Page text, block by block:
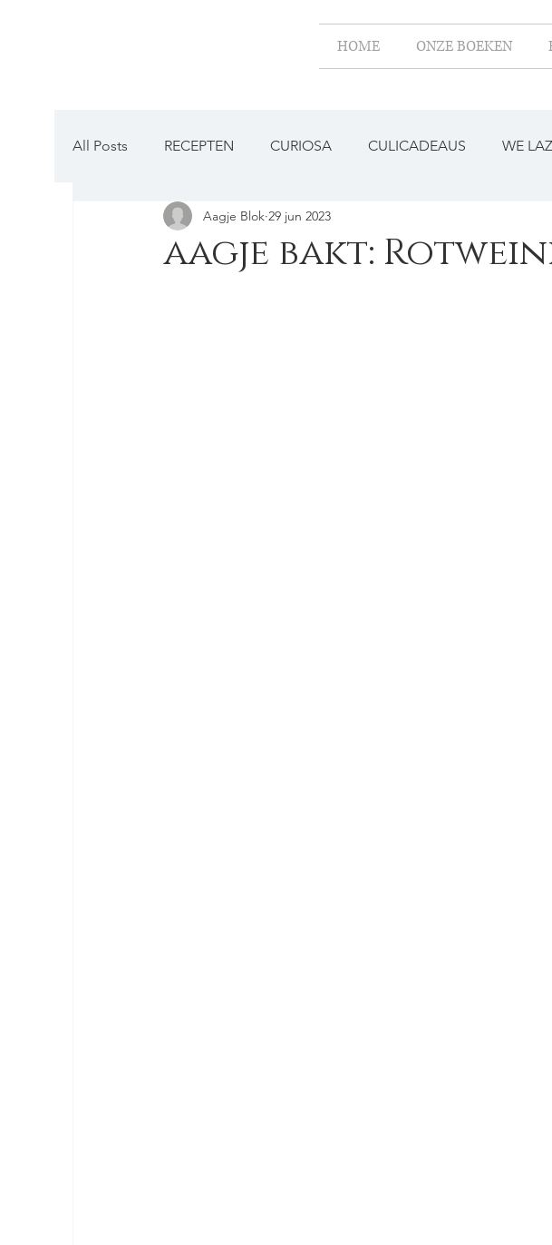
HOME ONZE BOEKEN
All Posts RECEPTEN CURIOSA CULICADEAUS WE
BESTAAT DAT NOG?
aagje bakt:
Aagje Blok 29 jun 2023